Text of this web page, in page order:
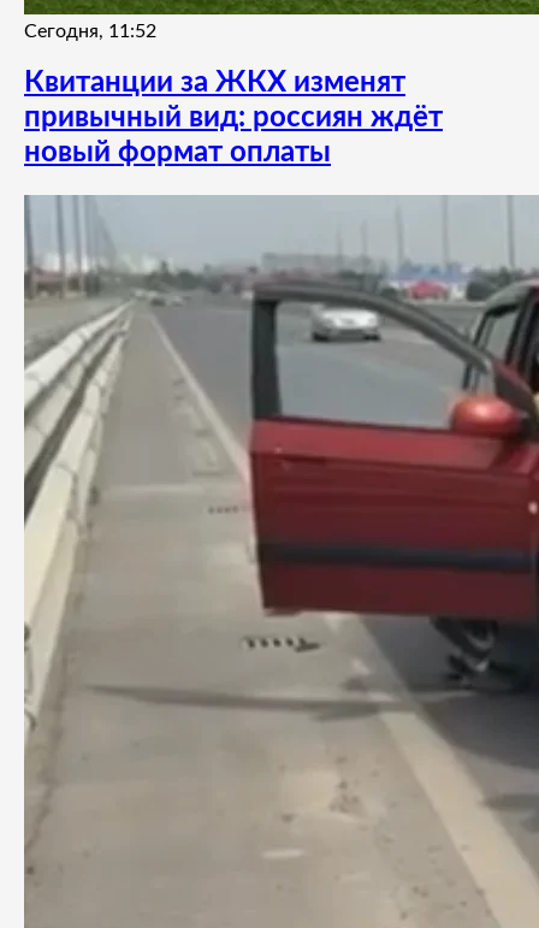
Сегодня, 11:52
Квитанции за ЖКХ изменят
привычный вид: россиян ждёт
новый формат оплаты